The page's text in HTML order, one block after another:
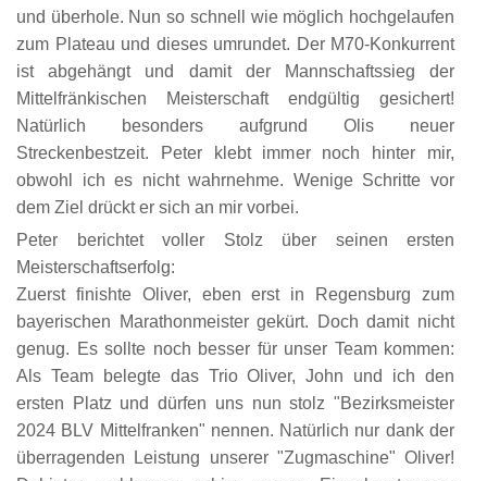
und überhole. Nun so schnell wie möglich hochgelaufen
zum Plateau und dieses umrundet. Der M70-Konkurrent
ist abgehängt und damit der Mannschaftssieg der
Mittelfränkischen Meisterschaft endgültig gesichert!
Natürlich besonders aufgrund Olis neuer
Streckenbestzeit. Peter klebt immer noch hinter mir,
obwohl ich es nicht wahrnehme. Wenige Schritte vor
dem Ziel drückt er sich an mir vorbei.
Peter berichtet voller Stolz über seinen ersten
Meisterschaftserfolg:
Zuerst finishte Oliver, eben erst in Regensburg zum
bayerischen Marathonmeister gekürt. Doch damit nicht
genug. Es sollte noch besser für unser Team kommen:
Als Team belegte das Trio Oliver, John und ich den
ersten Platz und dürfen uns nun stolz "Bezirksmeister
2024 BLV Mittelfranken" nennen. Natürlich nur dank der
überragenden Leistung unserer "Zugmaschine" Oliver!